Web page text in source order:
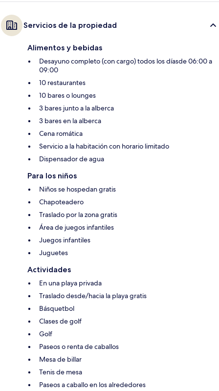
Servicios de la propiedad
Alimentos y bebidas
Desayuno completo (con cargo) todos los díasde 06:00 a
09:00
10 restaurantes
10 bares o lounges
3 bares junto a la alberca
3 bares en la alberca
Cena romática
Servicio a la habitación con horario limitado
Dispensador de agua
Para los niños
Niños se hospedan gratis
Chapoteadero
Traslado por la zona gratis
Área de juegos infantiles
Juegos infantiles
Juguetes
Actividades
En una playa privada
Traslado desde/hacia la playa gratis
Básquetbol
Clases de golf
Golf
Paseos o renta de caballos
Mesa de billar
Tenis de mesa
Paseos a caballo en los alrededores